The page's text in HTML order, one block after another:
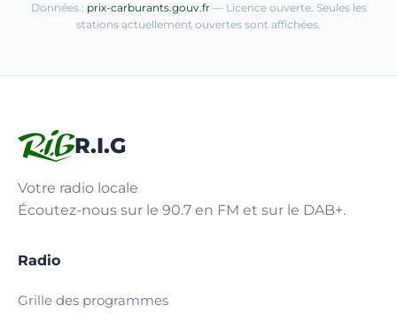
Données : prix-carburants.gouv.fr— Licence ouverte. Seules les
stations actuellement ouvertes sont affichées.
R.I.G
Votre radio locale
Écoutez-nous sur le 90.7 en FM et sur le DAB+.
Radio
Grille des programmes